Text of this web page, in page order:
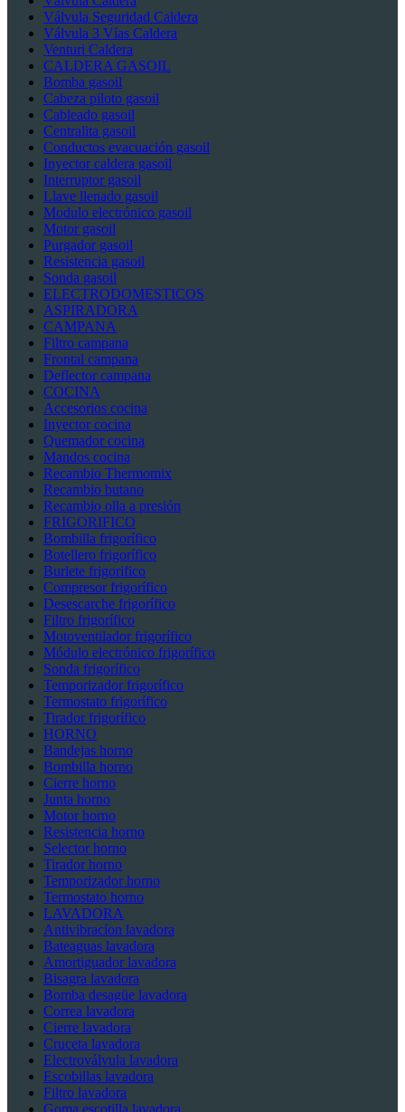
Válvula Seguridad Caldera
Válvula 3 Vías Caldera
Venturi Caldera
CALDERA GASOIL
Bomba gasoil
Cabeza piloto gasoil
Cableado gasoil
Centralita gasoil
Conductos evacuación gasoil
Inyector caldera gasoil
Interruptor gasoil
Llave llenado gasoil
Modulo electrónico gasoil
Motor gasoil
Purgador gasoil
Resistencia gasoil
Sonda gasoil
ELECTRODOMESTICOS
ASPIRADORA
CAMPANA
Filtro campana
Frontal campana
Deflector campana
COCINA
Accesorios cocina
Inyector cocina
Quemador cocina
Mandos cocina
Recambio Thermomix
Recambio butano
Recambio olla a presión
FRIGORIFICO
Bombilla frigorífico
Botellero frigorífico
Burlete frigorifico
Compresor frigorífico
Desescarche frigorífico
Filtro frigorífico
Motoventilador frigorífico
Módulo electrónico frigorífico
Sonda frigorífico
Temporizador frigorífico
Termostato frigorífico
Tirador frigorífico
HORNO
Bandejas horno
Bombilla horno
Cierre horno
Junta horno
Motor horno
Resistencia horno
Selector horno
Tirador horno
Temporizador horno
Termostato horno
LAVADORA
Antivibracíon lavadora
Bateaguas lavadora
Amortiguador lavadora
Bisagra lavadora
Bomba desagüe lavadora
Correa lavadora
Cierre lavadora
Cruceta lavadora
Electroválvula lavadora
Escobillas lavadora
Filtro lavadora